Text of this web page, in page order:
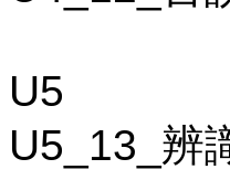
U5
U5_13_辨